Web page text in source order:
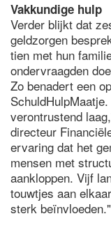
Vakkundige hulp
Verder blijkt dat
geldzorgen
tien met hun
ondervraagden
Zo benadert een
verontrustend
directeur
ervaring dat het
mensen met
aankloppen. Vijf
touwtjes aan
sterk beïnvloeden."